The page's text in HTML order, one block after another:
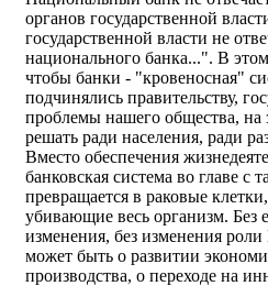
органов государственной
государственной власти не
национального банка...". В
чтобы банки - "кровеносная"
подчинялись правительству,
проблемы нашего общества, на
решать ради населения, ради
Вместо обеспечения
банковская система во главе с
превращается в раковые
убивающие весь организм. Без
изменения, без изменения
может быть о развитии
производства, о переходе на